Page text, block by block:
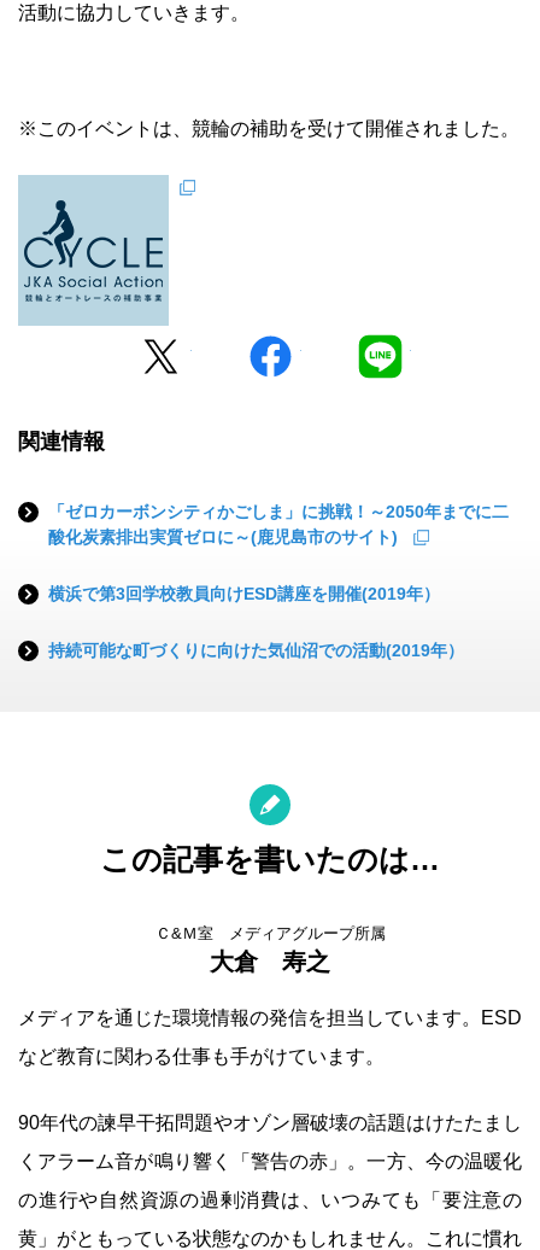
活動に協力していきます。
※このイベントは、競輪の補助を受けて開催されました。
facebook
関連情報
「ゼロカーボンシティかごしま」に挑戦！～2050年までに二
酸化炭素排出実質ゼロに～(鹿児島市のサイト)
横浜で第3回学校教員向けESD講座を開催(2019年）
持続可能な町づくりに向けた気仙沼での活動(2019年）
この記事を書いたのは…
Ｃ&Ｍ室 メディアグループ所属
大倉 寿之
メディアを通じた環境情報の発信を担当しています。ESD
など教育に関わる仕事も手がけています。
90年代の諫早干拓問題やオゾン層破壊の話題はけたたまし
くアラーム音が鳴り響く「警告の赤」。一方、今の温暖化
の進行や自然資源の過剰消費は、いつみても「要注意の
黄」がともっている状態なのかもしれません。これに慣れ